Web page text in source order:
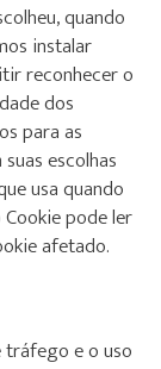
quando
instalar
reconhecer o
dos
para as
escolhas
usa quando
pode ler
afetado.
e o uso